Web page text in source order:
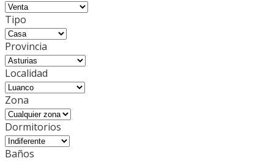
Tipo
Provincia
Localidad
Zona
Dormitorios
Baños